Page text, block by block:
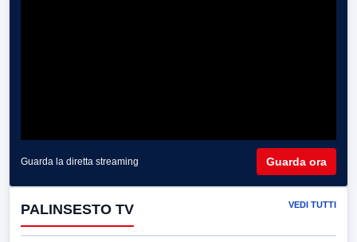
Guarda la diretta streaming Guarda ora
PALINSESTO TV VEDI TUTTI